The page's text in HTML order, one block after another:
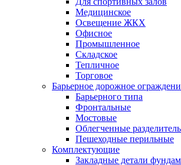
Медицинское
Освещение ЖКХ
Офисное
Промышленное
Складское
Тепличное
Торговое
Барьерное дорожное
Барьерного типа
Фронтальные
Мостовые
Облегченные
Пешеходные перильные
Комплектующие
Закладные детали